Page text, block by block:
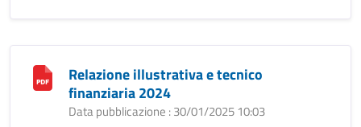
Relazione illustrativa e tecnico
finanziaria 2024
Data pubblicazione : 30/01/2025 10:03